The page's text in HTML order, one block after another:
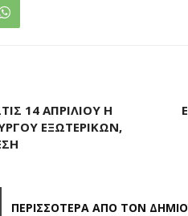
14 ΑΠΡΙΛΊΟΥ Η
ΕΞΩΤΕΡΙΚΏΝ,
ΠΕΡΙΣΣΟΤΕΡΑ ΑΠΟ ΤΟΝ